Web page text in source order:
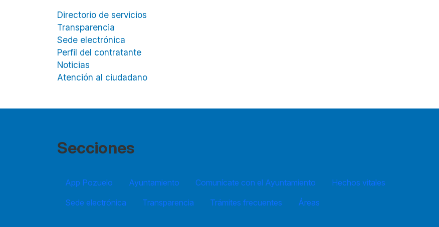
Directorio de servicios
Transparencia
Sede electrónica
Perfil del contratante
Noticias
Atención al ciudadano
Secciones
App Pozuelo Ayuntamiento Comunícate con el Ayuntamiento
Hechos vitales
Sede electrónica
Transparencia Trámites frecuentes Áreas